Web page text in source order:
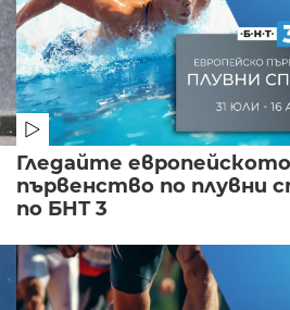
Гледайте европейското
първенство по плувни
по БНТ 3